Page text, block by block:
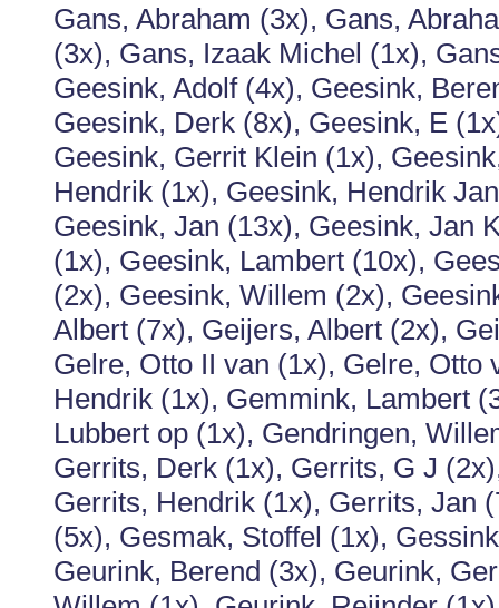
Gans, Abraham (3x), Gans,
(3x), Gans, Izaak Michel (1x),
Geesink, Adolf (4x), Geesink,
Geesink, Derk (8x), Geesink, E
Geesink, Gerrit Klein (1x),
Hendrik (1x), Geesink, Hendrik
Geesink, Jan (13x), Geesink, Jan
(1x), Geesink, Lambert (10x),
(2x), Geesink, Willem (2x),
Albert (7x), Geijers, Albert (2x),
Gelre, Otto II van (1x), Gelre,
Hendrik (1x), Gemmink, Lambert
Lubbert op (1x), Gendringen,
Gerrits, Derk (1x), Gerrits, G J
Gerrits, Hendrik (1x), Gerrits, Jan
(5x), Gesmak, Stoffel (1x),
Geurink, Berend (3x), Geurink,